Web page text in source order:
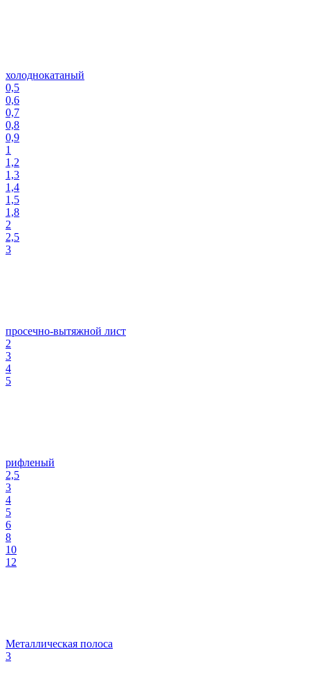
холоднокатаный
0,5
0,6
0,7
0,8
0,9
1
1,2
1,3
1,4
1,5
1,8
2
2,5
3
просечно-вытяжной лист
2
3
4
5
рифленый
2,5
3
4
5
6
8
10
12
Металлическая полоса
3